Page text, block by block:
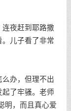
夜赶到耶路撒
儿子看了非常
办，但理不出
了牢骚。老师
明，而且真心爱